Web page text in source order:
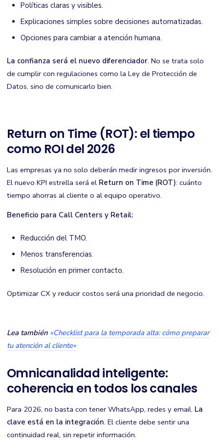
Políticas claras y visibles.
Explicaciones simples sobre decisiones automatizadas.
Opciones para cambiar a atención humana.
La confianza será el nuevo diferenciador. No se trata solo
de cumplir con regulaciones como la Ley de Protección de
Datos, sino de comunicarlo bien.
Return on Time (ROT): el tiempo
como ROI del 2026
Las empresas ya no solo deberán medir ingresos por inversión.
El nuevo KPI estrella será el Return on Time (ROT): cuánto
tiempo ahorras al cliente o al equipo operativo.
Beneficio para Call Centers y Retail:
Reducción del TMO.
Menos transferencias.
Resolución en primer contacto.
Optimizar CX y reducir costos será una prioridad de negocio.
Lea también «Checklist para la temporada alta: cómo preparar
tu atención al cliente»
Omnicanalidad inteligente:
coherencia en todos los canales
Para 2026, no basta con tener WhatsApp, redes y email. La
clave está en la integración. El cliente debe sentir una
continuidad real, sin repetir información.